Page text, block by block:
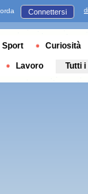
Connettersi
Sport Curiosità
Lavoro Tutti i